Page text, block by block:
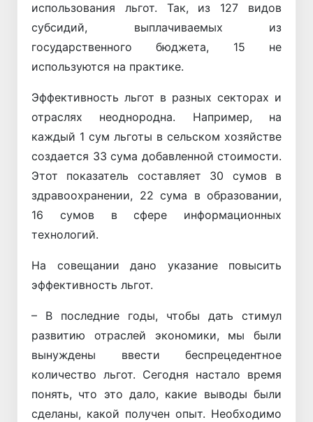
использования льгот. Так, из 127 видов
субсидий, выплачиваемых из
государственного бюджета, 15 не
используются на практике.
Эффективность льгот в разных секторах и
отраслях неоднородна. Например, на
каждый 1 сум льготы в сельском хозяйстве
создается 33 сума добавленной стоимости.
Этот показатель составляет 30 сумов в
здравоохранении, 22 сума в образовании,
16 сумов в сфере информационных
технологий.
На совещании дано указание повысить
эффективность льгот.
– В последние годы, чтобы дать стимул
развитию отраслей экономики, мы были
вынуждены ввести беспрецедентное
количество льгот. Сегодня настало время
понять, что это дало, какие выводы были
сделаны, какой получен опыт. Необходимо